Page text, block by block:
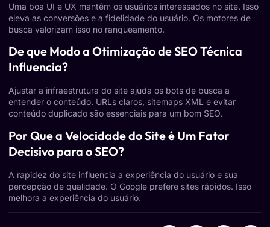
Uma boa UI e UX mantêm os usuários interessados no site. Isso
eleva as conversões e a fidelidade do usuário. Os motores de
busca valorizam isso no ranqueamento.
De que Modo a Otimização de SEO Técnica
Influencia?
Ajustar a infraestrutura do site ajuda os bots de busca a
entender o conteúdo. URLs claros, sitemaps XML e evitar
conteúdo duplicado são essenciais para um bom SEO.
Por Que a Velocidade do Site é Um Fator
Decisivo para o SEO?
A rapidez do site influencia a experiência do usuário e sua
percepção de qualidade. O Google prefere sites rápidos. Isso
melhora a experiência do usuário.